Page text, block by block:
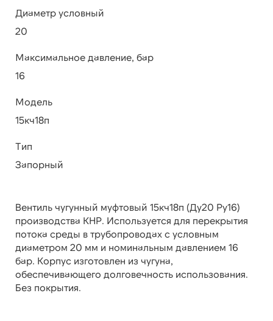
Диаметр условный
20
Максимальное давление, бар
16
Модель
15кч18п
Тип
Запорный
Вентиль чугунный муфтовый 15кч18п (Ду20 Ру16)
производства КНР. Используется для перекрытия
потока среды в трубопроводах с условным
диаметром 20 мм и номинальным давлением 16
бар. Корпус изготовлен из чугуна,
обеспечивающего долговечность использования.
Без покрытия.